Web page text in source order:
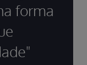
forma